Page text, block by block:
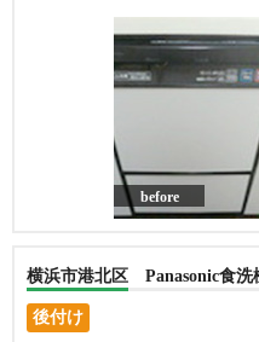
before
横浜市港北区 Panasonic食洗
後付け